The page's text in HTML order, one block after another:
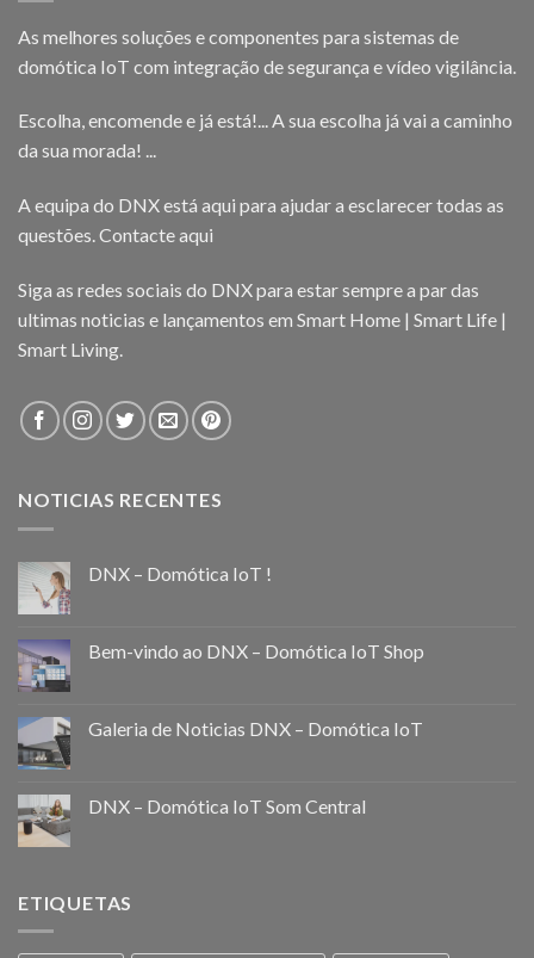
As melhores soluções e componentes para sistemas de
domótica IoT com integração de segurança e vídeo vigilância.
Escolha, encomende e já está!... A sua escolha já vai a caminho
da sua morada! ...
A equipa do DNX está aqui para ajudar a esclarecer todas as
questões.Contacte aqui
Siga as redes sociais do DNX para estar sempre a par das
ultimas noticias e lançamentos em Smart Home | Smart Life |
Smart Living.
NOTICIAS RECENTES
DNX – Domótica IoT !
Bem-vindo ao DNX – Domótica IoT Shop
Galeria de Noticias DNX – Domótica IoT
DNX – Domótica IoT Som Central
ETIQUETAS